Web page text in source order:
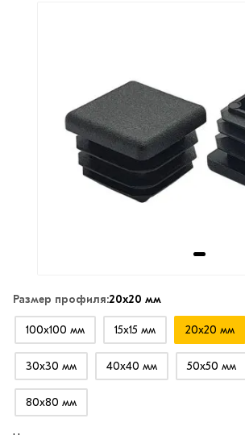
Размер профиля:20х20 мм
100х100 мм 15х15 мм 20х20 мм
30х30 мм 40х40 мм 50х50 мм
80х80 мм